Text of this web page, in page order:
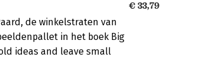
de winkelstraten van
in het boek Big
ideas and leave small
€ 33,79